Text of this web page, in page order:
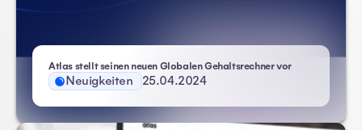
Atlas stellt seinen neuen Globalen Gehaltsrechner vor
Neuigkeiten 25.04.2024